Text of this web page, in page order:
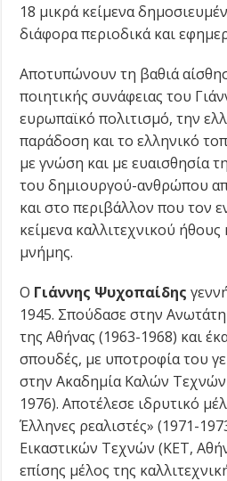
18 μικρά κείμενα
διάφορα περιοδικά και
Αποτυπώνουν τη βαθιά
ποιητικής συνάφειας του
ευρωπαϊκό πολιτισμό, την
παράδοση και το ελληνικό
με γνώση και με ευαισθησία
του δημιουργού-ανθρώπου
και στο περιβάλλον που τον
κείμενα καλλιτεχνικού ήθους
μνήμης.
O Γιάννης Ψυχοπαίδης
1945. Σπούδασε στην
της Αθήνας (1963-1968) και
σπουδές, με υποτροφία του
στην Ακαδημία Καλών
1976). Αποτέλεσε ιδρυτικό
Έλληνες ρεαλιστές» (1971-
Εικαστικών Τεχνών (KET,
επίσης μέλος της